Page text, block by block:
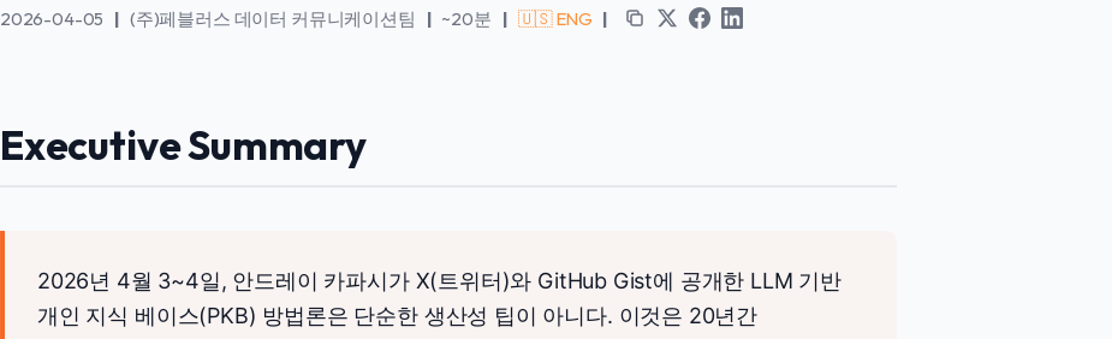
2026-04-05 | (주)페블러스 데이터 커뮤니케이션팀 | ~20분 | 🇺🇸 ENG |
Executive Summary
2026년 4월 3~4일, 안드레이 카파시가 X(트위터)와 GitHub Gist에 공개한 LLM 기반
개인 지식 베이스(PKB) 방법론은 단순한 생산성 팁이 아니다. 이것은 20년간